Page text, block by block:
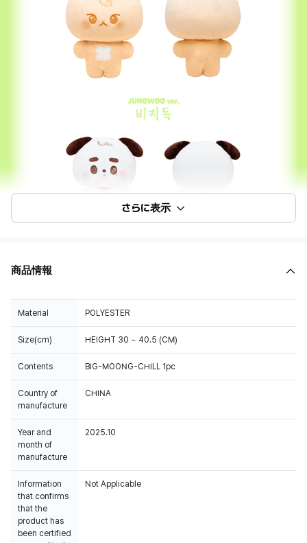
さらに表示
商品情報
Material POLYESTER
Size(cm) HEIGHT 30 ~ 40.5 (CM)
Contents BIG-MOONG-CHILL 1pc
Country of
manufacture
CHINA
Year and
month of
manufacture
2025.10
Information
that confirms
that the
product has
been certified
Not Applicable